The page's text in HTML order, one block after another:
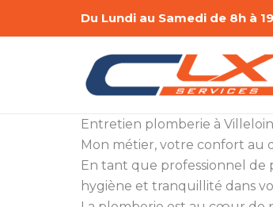
Du Lundi au Samedi de 8h à
Entretien plomberie à
Mon métier, votre confort au
En tant que professionnel de
hygiène et tranquillité dans